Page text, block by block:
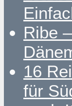
Ribe
16
für